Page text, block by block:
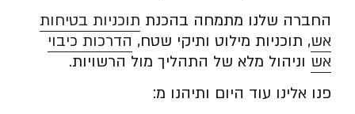
החברה שלנו מתמחה בהכנת תוכניות בטיחות
אש, תוכניות מילוט ותיקי שטח, הדרכות כיבוי
אש וניהול מלא של התהליך מול הרשויות.
פנו אלינו עוד היום ותיהנו מ: